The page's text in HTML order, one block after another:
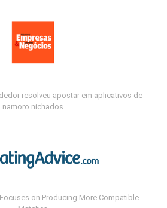
resolveu apostar em aplicativos de
namoro nichados
on Producing More Compatible